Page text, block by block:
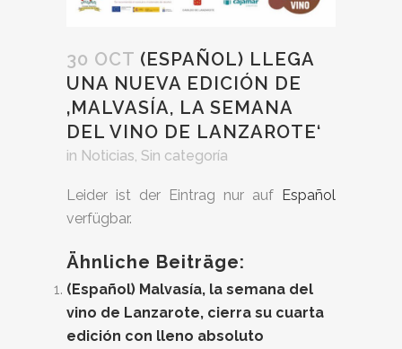
30 OCT (ESPAÑOL) LLEGA
UNA NUEVA EDICIÓN DE
‚MALVASÍA, LA SEMANA
DEL VINO DE LANZAROTE‘
in Noticias, Sin categoría
Leider ist der Eintrag nur auf Español
verfügbar.
Ähnliche Beiträge:
(Español) Malvasía, la semana del
vino de Lanzarote, cierra su cuarta
edición con lleno absoluto